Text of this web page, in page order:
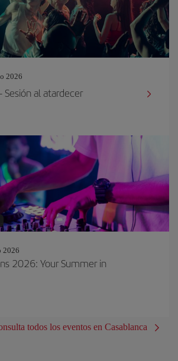
2026
Sesión al atardecer
2026
2026: Your Summer in
todos los eventos en Casablanca